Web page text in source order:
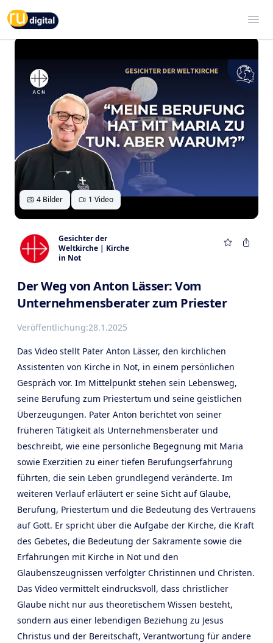
RU-digital
4 Bilder 1 Video
Gesichter der
Weltkirche | Kirche
in Not
Der Weg von Anton Lässer: Vom
Unternehmensberater zum Priester
Veröffentlichung:28.1.2025
Das Video stellt Pater Anton Lässer, den kirchlichen
Assistenten von Kirche in Not, in einem persönlichen
Gespräch vor. Im Mittelpunkt stehen sein Lebensweg,
seine Berufung zum Priestertum und seine geistlichen
Überzeugungen. Pater Anton berichtet von seiner
früheren Tätigkeit als Unternehmensberater und
beschreibt, wie eine persönliche Begegnung mit Maria
sowie Exerzitien zu einer tiefen Berufungserfahrung
führten, die sein Leben grundlegend veränderte. Im
weiteren Verlauf erläutert er seine Sicht auf Glaube,
Berufung, Priestertum und die Bedeutung des Vertrauens
auf Gott. Er spricht über die Aufgabe der Kirche, die Kraft
des Gebetes, die Bedeutung der Sakramente sowie die
Erfahrungen mit Kirche in Not und den
Glaubenszeugnissen verfolgter Christinnen und Christen.
Das Video vermittelt eindrucksvoll, dass christlicher
Glaube nicht nur aus theoretischem Wissen besteht,
sondern aus einer lebendigen Beziehung zu Jesus
Christus und der Bereitschaft, Verantwortung für andere